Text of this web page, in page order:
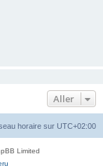
Aller
horaire sur UTC+02:00
Limited